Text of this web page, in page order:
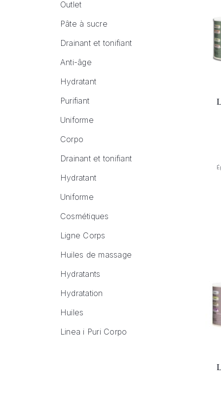
Outlet
Pâte à sucre
Drainant et tonifiant
Anti-âge
Hydratant
Purifiant
Uniforme
Corpo
Drainant et tonifiant
Hydratant
Uniforme
Cosmétiques
Ligne Corps
Huiles de massage
Hydratants
Hydratation
Huiles
Linea i Puri Corpo